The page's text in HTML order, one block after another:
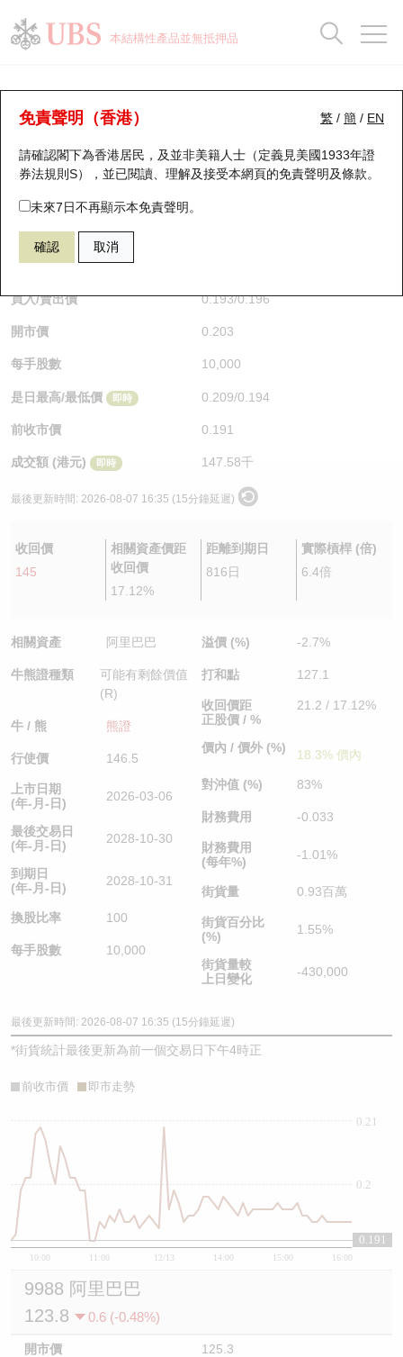
本結構性產品並無抵押品
繁 / 簡 / EN
免責聲明（香港）
請確認閣下為香港居民，及並非美籍人士（定義見美國1933年證
券法規則S），並已閱讀、理解及接受本網頁的免責聲明及條款。
未來7日不再顯示本免責聲明。
確認 取消
牛熊證分析儀
表現 街貨統計 比較
69096 瑞銀熊證 9988 阿里巴巴
$0.194 0.003
買入/賣出價 0.193/0.196
開市價 0.203
每手股數 10,000
是日最高/最低價 即時 0.209/0.194
前收市價 0.191
成交額 (港元) 即時 147.58千
最後更新時間: 2026-08-07 16:35 (15分鐘延遲)
收回價
145
相關資產價距
收回價
17.12%
距離到期日
816日
實際槓桿 (倍)
6.4倍
相關資產 阿里巴巴
牛熊證種類
可能有剩餘價值
(R)
牛 / 熊 熊證
行使價 146.5
上市日期
(年-月-日)
2026-03-06
最後交易日
(年-月-日)
2028-10-30
到期日
(年-月-日)
2028-10-31
換股比率 100
每手股數 10,000
溢價 (%) -2.7%
打和點 127.1
收回價距
正股價 / %
21.2 / 17.12%
價內 / 價外 (%) 18.3% 價內
對沖值 (%) 83%
財務費用 -0.033
財務費用
(每年%)
-1.01%
街貨量 0.93百萬
街貨百分比
(%)
1.55%
街貨量較
上日變化
-430,000
最後更新時間: 2026-08-07 16:35 (15分鐘延遲)
*街貨統計最後更新為前一個交易日下午4時正
前收市價 即市走勢
10:00 11:00 12/13 14:00 15:00 16:00
0.2
0.21
0.191
9988 阿里巴巴
123.8
0.6 (-0.48%)
開市價 125.3
瑞銀認股證一覽
新發行瑞銀認股證
即將到期認股證
認股證到期結算價查詢
認股證分析儀
認股證速算機
認股證/牛熊證日誌
認股證文件及公告
街貨統計
比較
牛熊全景快搜
牛熊證搜尋
牛熊證街貨分佈圖
正股牛熊證列表
新發行瑞銀牛熊證
已收回牛熊證剩餘價值
牛熊證到期結算價查詢
牛熊證分析儀
牛熊證文件及公告
街貨統計
比較
十大升幅/跌幅
十大認股證成交分佈
十天股證佔大市成交
資金流
街貨統計
三十大平均引伸波幅
正股分析儀
二十大活躍股份
恒指成份股
國指成份股
科指成份股
相關資產沽空
中資ETFs溢價比較
AH 股價對照
持股比重
顯示所有持股比重
每月輪證大市專題
輪證專欄
講座及教育短片
認股證投資者教育
牛熊證投資者教育
認股證牛熊證常問問題